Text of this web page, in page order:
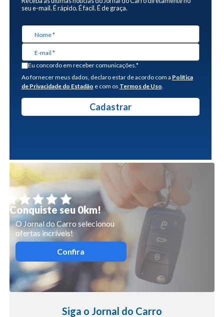
seu e-mail. É rápido. É facil. É de graça.
Eu concordo em receber comunicações.*
Ao fornecer meus dados, declaro estar de acordo com a Política
de Privacidade do Estadão e com os Termos de Uso.
Conquiste seu 0km!
O Jornal do Carro selecionou
ofertas incríveis!
Confira
Siga o Jornal do Carro